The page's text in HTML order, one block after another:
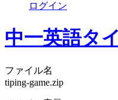
ログイン
中一英語タ
ファイル名
tiping-game.zip